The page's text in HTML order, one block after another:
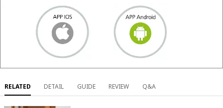
RELATED DETAIL GUIDE REVIEW Q&A